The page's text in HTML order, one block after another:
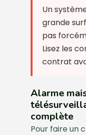
Un
grande
pas
Lisez les
contrat
Alarme
complète
Pour faire un